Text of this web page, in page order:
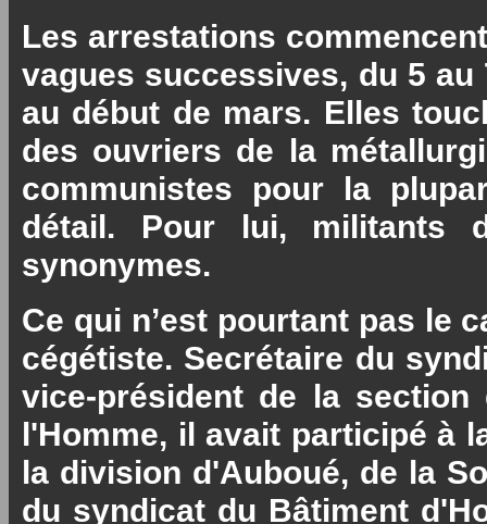
Les arrestations
vagues successives, du 5
au début de mars. Elles
des ouvriers de la
communistes pour la
détail. Pour lui, militants
synonymes.
Ce qui n’est pourtant pas le
cégétiste. Secrétaire du
vice-président de la
l'Homme, il avait participé à
la division d'Auboué, de la
du syndicat du Bâtiment